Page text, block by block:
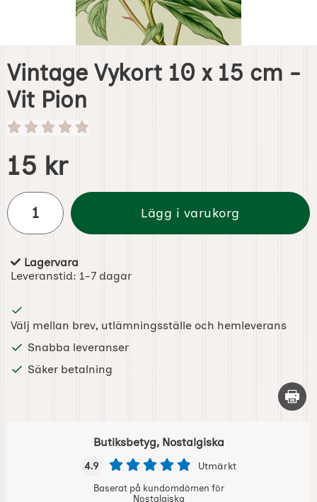
Vintage Vykort 10 x 15 cm -
Vit Pion
Handla denna produkt Vintage Vykort 10 x 15 cm - Vit Pion
pris
15 kr
antal
Lägg i varukorg
Tillgänglighet:
Lagervara
Leveranstid: 1-7 dagar
Välj mellan brev, utlämningsställe och hemleverans
Snabba leveranser
Säker betalning
Skriv
Butiksbetyg, Nostalgiska
4.9 Utmärkt
Baserat på kundomdömen för
Nostalgiska